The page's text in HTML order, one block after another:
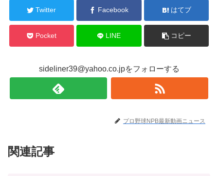
Twitter Facebook はてブ
Pocket LINE コピー
sideliner39@yahoo.co.jpをフォローする
プロ野球NPB最新動画ニュース
関連記事